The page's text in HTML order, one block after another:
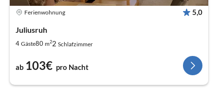
Ferienwohnung 5,0
Juliusruh
4 Gäste80 m22 Schlafzimmer
ab 103€ pro Nacht